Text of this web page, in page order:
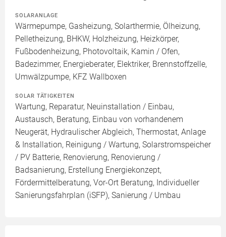
SOLARANLAGE
Wärmepumpe, Gasheizung, Solarthermie, Ölheizung,
Pelletheizung, BHKW, Holzheizung, Heizkörper,
Fußbodenheizung, Photovoltaik, Kamin / Ofen,
Badezimmer, Energieberater, Elektriker, Brennstoffzelle,
Umwälzpumpe, KFZ Wallboxen
SOLAR TÄTIGKEITEN
Wartung, Reparatur, Neuinstallation / Einbau,
Austausch, Beratung, Einbau von vorhandenem
Neugerät, Hydraulischer Abgleich, Thermostat, Anlage
& Installation, Reinigung / Wartung, Solarstromspeicher
/ PV Batterie, Renovierung, Renovierung /
Badsanierung, Erstellung Energiekonzept,
Fördermittelberatung, Vor-Ort Beratung, Individueller
Sanierungsfahrplan (iSFP), Sanierung / Umbau